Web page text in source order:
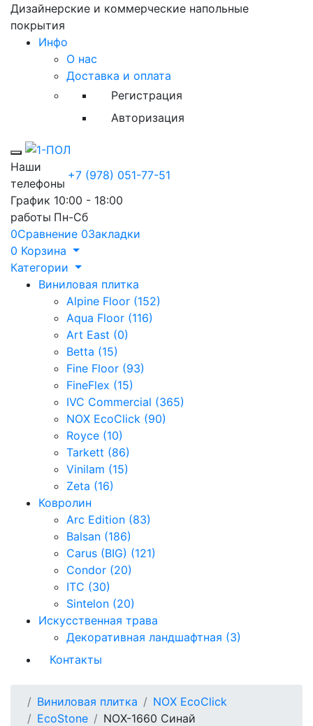
Дизайнерские и коммерческие напольные
покрытия
Инфо
О нас
Доставка и оплата
Регистрация
Авторизация
Toggle mobile menu
Наши
телефоны
+7 (978) 051-77-51
График
работы
10:00 - 18:00
Пн-Сб
0Сравнение 0Закладки
0 Корзина
Категории
Виниловая плитка
Alpine Floor (152)
Aqua Floor (116)
Art East (0)
Betta (15)
Fine Floor (93)
FineFlex (15)
IVC Commercial (365)
NOX EcoClick (90)
Royce (10)
Tarkett (86)
Vinilam (15)
Zeta (16)
Ковролин
Arc Edition (83)
Balsan (186)
Carus (BIG) (121)
Condor (20)
ITC (30)
Sintelon (20)
Искусственная трава
Декоративная ландшафтная (3)
Контакты
Виниловая плитка
NOX EcoClick
EcoStone
NOX-1660 Синай